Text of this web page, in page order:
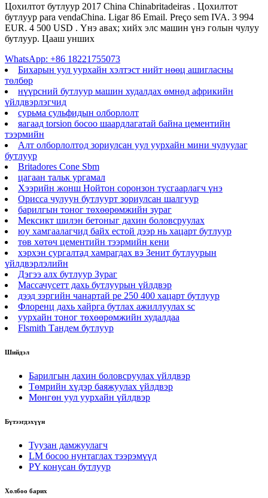
Цохилтот бутлуур 2017 China Chinabritadeiras . Цохилтот
бутлуур para vendaChina. Ligar 86 Email. Preço sem IVA. 3 994
EUR. 4 500 USD . Үнэ авах; хийх элс машин үнэ голын чулуу
бутлуур. Цааш унших
WhatsApp: +86 18221755073
Бихарын уул уурхайн хэлтэст нийт нөөц ашигласны
төлбөр
нүүрсний бутлуур машин худалдах өмнөд африкийн
үйлдвэрлэгчид
сурьма сульфидын олборлолт
яагаад torsion босоо шаардлагатай байна цементийн
тээрмийн
Алт олборлолтод зориулсан уул уурхайн мини чулуулаг
бутлуур
Britadores Cone Sbm
цагаан тальк ургамал
Хээрийн жонш Нойтон соронзон тусгаарлагч үнэ
Орисса чулуун бутлуурт зориулсан шалгуур
барилгын тоног төхөөрөмжийн зураг
Мексикт шилэн бетоныг дахин боловсруулах
юу хамгаалагчид байх естой дээр нь хацарт бутлуур
төв хөтөч цементийн тээрмийн кени
хэрхэн сургалтад хамрагдах вэ Зенит бутлуурын
үйлдвэрлэлийн
Дэгээ алх бутлуур Зураг
Массачусетт дахь бутлуурын үйлдвэр
дээд зэргийн чанартай pe 250 400 хацарт бутлуур
Флоренц дахь хайрга бутлах ажиллуулах sc
уурхайн тоног төхөөрөмжийн худалдаа
Flsmith Тандем бутлуур
Шийдэл
Барилгын дахин боловсруулах үйлдвэр
Төмрийн хүдэр баяжуулах үйлдвэр
Мөнгөн уул уурхайн үйлдвэр
Бүтээгдэхүүн
Туузан дамжуулагч
LM босоо нунтаглах тээрэмүүд
PY конусан бутлуур
Холбоо барих